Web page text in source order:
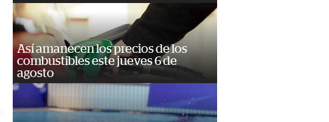
Así amanecen los precios de los
combustibles este jueves 6 de
agosto